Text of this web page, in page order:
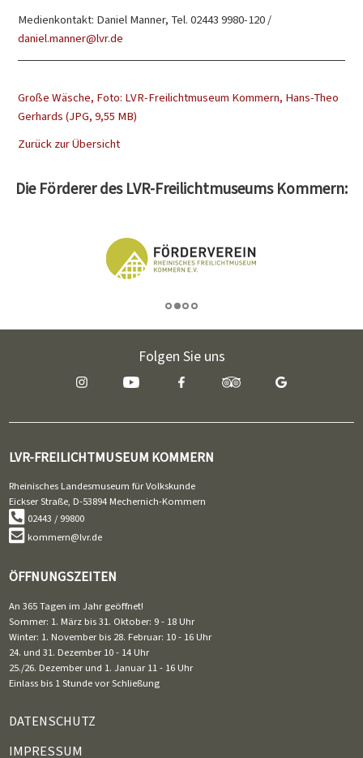
Medienkontakt: Daniel Manner, Tel. 02443 9980-120 /
daniel.manner@lvr.de
Große Wäsche, Foto: LVR-Freilichtmuseum Kommern, Hans-Theo
Gerhards (JPG, 9,55 MB)
Zurück zur Übersicht
Die Förderer des LVR-Freilichtmuseums Kommern:
Folgen Sie uns
LVR-FREILICHTMUSEUM KOMMERN
Rheinisches Landesmuseum für Volkskunde
Eickser Straße, D-53894 Mechernich-Kommern
02443 / 99800
kommern@lvr.de
ÖFFNUNGSZEITEN
An 365 Tagen im Jahr geöffnet!
Sommer: 1. März bis 31. Oktober: 9 - 18 Uhr
Winter: 1. November bis 28. Februar: 10 - 16 Uhr
24. und 31. Dezember 10 - 14 Uhr
25./26. Dezember und 1. Januar 11 - 16 Uhr
Einlass bis 1 Stunde vor Schließung
DATENSCHUTZ
IMPRESSUM